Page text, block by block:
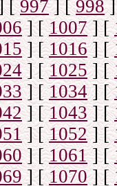
[997] [998]
] [1007] [
] [1016] [
] [1025] [
] [1034] [
] [1043] [
] [1052] [
] [1061] [
] [1070] [